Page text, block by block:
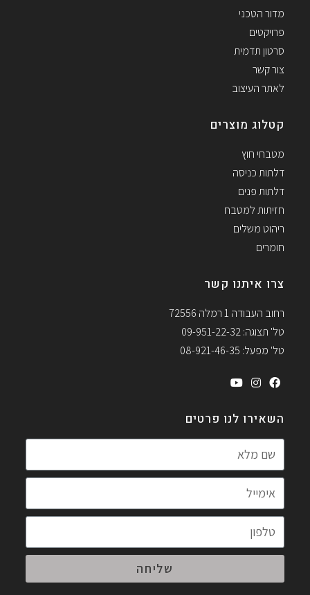
מדור הטכני
פרויקטים
סרטון תדמית
צור קשר
לאתר העיצוב
קטלוג מוצרים
מטבחי חוץ
דלתות כניסה
דלתות פנים
חזיתות למטבח
ריהוט משלים
חומרים
צרו איתנו קשר
רחוב העבודה 1 רמלה 72556
טל' תצוגה: 09-951-22-32
טל' מפעל: 08-921-46-35
השאירו לנו פרטים
שליחה